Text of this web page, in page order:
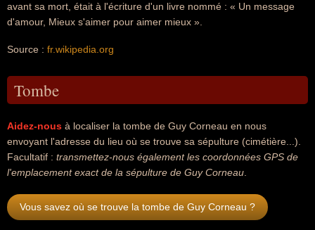
avant sa mort, était à l'écriture d'un livre nommé : « Un message
d'amour, Mieux s'aimer pour aimer mieux ».
Source : fr.wikipedia.org
Tombe
Aidez-nous à localiser la tombe de Guy Corneau en nous
envoyant l'adresse du lieu où se trouve sa sépulture (cimétière...).
Facultatif : transmettez-nous également les coordonnées GPS de
l'emplacement exact de la sépulture de Guy Corneau
Vous savez où se trouve la tombe de Guy Corneau ?